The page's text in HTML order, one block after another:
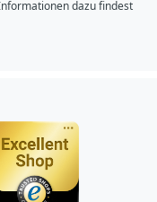
dazu findest